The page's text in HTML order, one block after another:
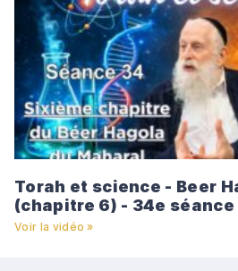
Torah et science - Beer
(chapitre 6) - 34e séance
Voir la vidéo »